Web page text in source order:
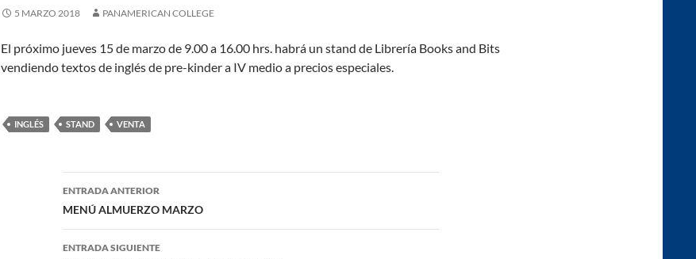
5 MARZO 2018 PANAMERICAN COLLEGE
El próximo jueves 15 de marzo de 9.00 a 16.00 hrs. habrá un stand de Librería Books and Bits
vendiendo textos de inglés de pre-kinder a IV medio a precios especiales.
INGLÉS STAND VENTA
Navegación
de
entradas
ENTRADA ANTERIOR
MENÚ ALMUERZO MARZO
ENTRADA SIGUIENTE